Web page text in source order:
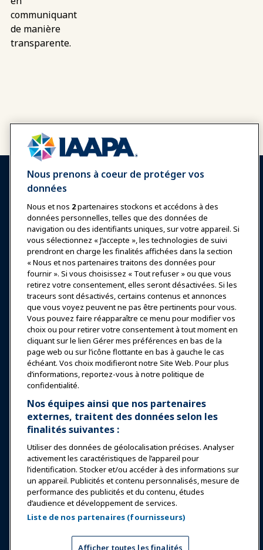
communiquant
de manière
transparente.
Se connecter Rejoindre maintenant
Récompenses Carrières
Contact
Expositions et Événements
Nouvelles & Funworld
Éducation
Sécurité & Protection
Plaidoyer
Recherche & Rapports
À propos de IAAPA
Partenaires
Copyright © 2026 Association internationale des parcs
d'attractions et des attractions. Tous droits réservés.
Politique de confidentialité
Avis de traduction
Nous prenons à coeur de protéger vos
données
Nous et nos 2partenaires stockons et accédons à des
données personnelles, telles que des données de
navigation ou des identifiants uniques, sur votre appareil. Si
vous sélectionnez « J’accepte », les technologies de suivi
prendront en charge les finalités affichées dans la section
« Nous et nos partenaires traitons des données pour
fournir ». Si vous choisissez « Tout refuser » ou que vous
retirez votre consentement, elles seront désactivées. Si les
traceurs sont désactivés, certains contenus et annonces
que vous voyez peuvent ne pas être pertinents pour vous.
Vous pouvez faire réapparaître ce menu pour modifier vos
choix ou pour retirer votre consentement à tout moment en
cliquant sur le lien Gérer mes préférences en bas de la
page web ou sur l’icône flottante en bas à gauche le cas
échéant. Vos choix modifieront notre Site Web. Pour plus
d’informations, reportez-vous à notre politique de
confidentialité.
Nos équipes ainsi que nos partenaires
externes, traitent des données selon les
finalités suivantes :
Utiliser des données de géolocalisation précises. Analyser
activement les caractéristiques de l’appareil pour
l’identification. Stocker et/ou accéder à des informations sur
un appareil. Publicités et contenu personnalisés, mesure de
performance des publicités et du contenu, études
d’audience et développement de services.
Liste de nos partenaires (fournisseurs)
Afficher toutes les finalités